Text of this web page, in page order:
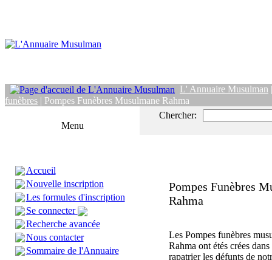
L' Annuaire Musulman
funèbres | Pompes Funèbres Musulmane Rahma
Menu
Accueil
Nouvelle inscription
Les formules d'inscription
Se connecter
Recherche avancée
Nous contacter
Sommaire de l'Annuaire
Chercher:
Pompes Funèbres
Rahma
Les Pompes funèbres
Rahma ont étés crées
rapatrier les défunts de